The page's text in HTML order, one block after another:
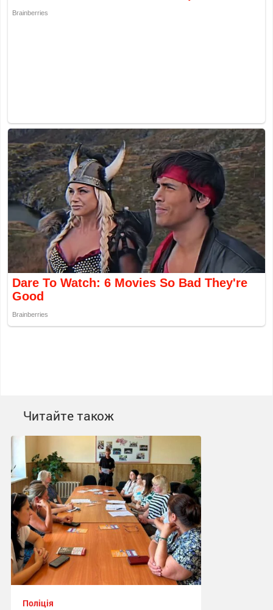
Читайте також
Поліція